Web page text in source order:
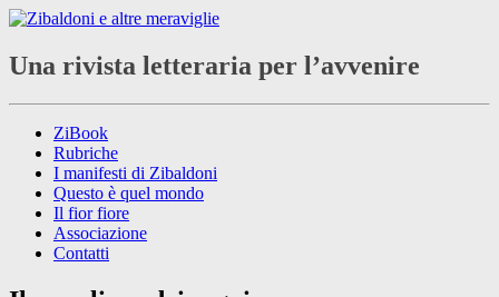
Una rivista letteraria per l’avvenire
ZiBook
Rubriche
I manifesti di Zibaldoni
Questo è quel mondo
Il fior fiore
Associazione
Contatti